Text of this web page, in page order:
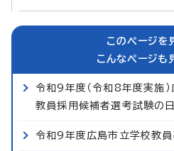
このページを
こんなページも
令和9年度（令和8年度実施
教員採用候補者選考試験の
令和9年度広島市立学校教員